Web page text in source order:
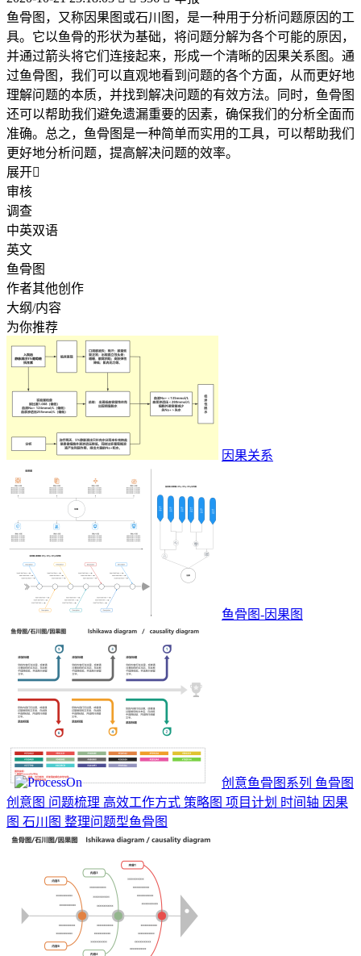
鱼骨图，又称因果图或石川图，是一种用于分析问题原因的工
具。它以鱼骨的形状为基础，将问题分解为各个可能的原因，
并通过箭头将它们连接起来，形成一个清晰的因果关系图。通
过鱼骨图，我们可以直观地看到问题的各个方面，从而更好地
理解问题的本质，并找到解决问题的有效方法。同时，鱼骨图
还可以帮助我们避免遗漏重要的因素，确保我们的分析全面而
准确。总之，鱼骨图是一种简单而实用的工具，可以帮助我们
更好地分析问题，提高解决问题的效率。
展开
审核
调查
中英双语
英文
鱼骨图
作者其他创作
大纲/内容
为你推荐
因果关系
鱼骨图-因果图
创意鱼骨图系列 鱼骨图
创意图 问题梳理 高效工作方式 策略图 项目计划 时间轴 因果
图 石川图 整理问题型鱼骨图